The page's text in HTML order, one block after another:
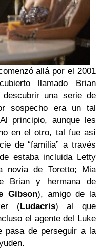
allá por el 2001
llamado Brian
una serie de
sospecho era un tal
principio, aunque les
en el otro, tal fue así
de “familia” a través
estaba incluida Letty
novia de Toretto; Mia
Brian y hermana de
Gibson), amigo de la
(Ludacris) al que
el agente del Luke
pasa de perseguir a la